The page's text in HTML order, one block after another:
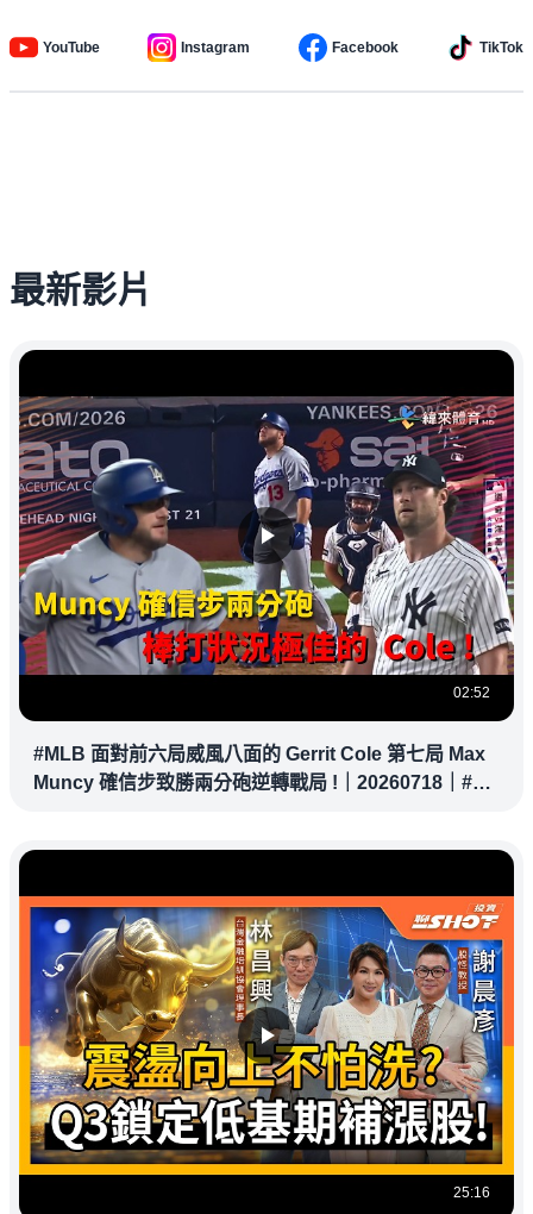
YouTube Instagram Facebook TikTok
最新影片
02:52
#MLB 面對前六局威風八面的 Gerrit Cole 第七局 Max
Muncy 確信步致勝兩分砲逆轉戰局 !｜20260718｜#洛
25:16